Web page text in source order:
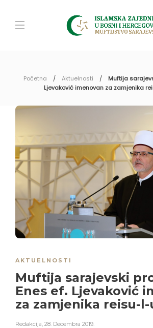
Početna Aktuelnosti
Muftija
Ljevaković imenovan za zamjenika
AKTUELNOSTI
Muftija sarajevski
Enes ef. Ljevaković
za zamjenika reisu-
Redakcija 28. Decembra 2019.